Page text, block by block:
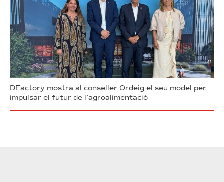
DFactory mostra al conseller Ordeig el seu model per
impulsar el futur de l’agroalimentació